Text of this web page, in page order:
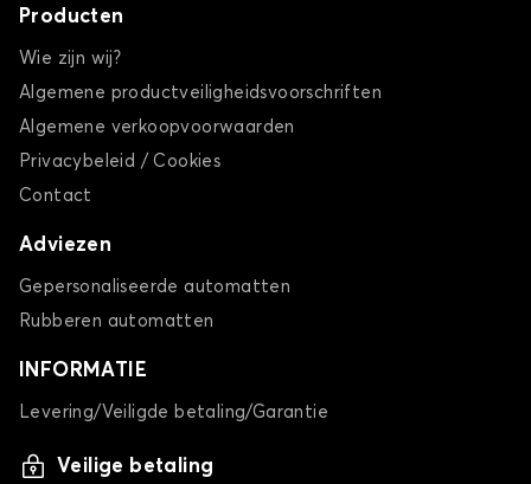
Producten
Wie zijn wij?
Algemene productveiligheidsvoorschriften
Algemene verkoopvoorwaarden
Privacybeleid / Cookies
Contact
Adviezen
Gepersonaliseerde automatten
Rubberen automatten
INFORMATIE
Levering/Veiligde betaling/Garantie
Veilige betaling